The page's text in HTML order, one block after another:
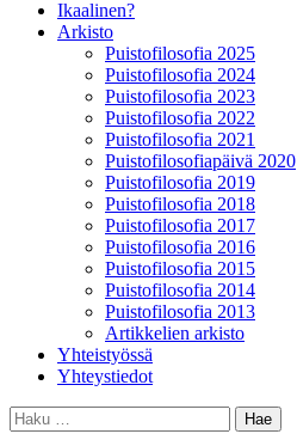
Ikaalinen?
Arkisto
Puistofilosofia 2025
Puistofilosofia 2024
Puistofilosofia 2023
Puistofilosofia 2022
Puistofilosofia 2021
Puistofilosofiapäivä 2020
Puistofilosofia 2019
Puistofilosofia 2018
Puistofilosofia 2017
Puistofilosofia 2016
Puistofilosofia 2015
Puistofilosofia 2014
Puistofilosofia 2013
Artikkelien arkisto
Yhteistyössä
Yhteystiedot
Haku: